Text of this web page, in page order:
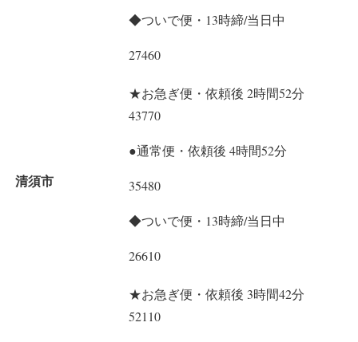
◆ついで便・13時締/当日中
27460
清須市
★お急ぎ便・依頼後 2時間52分
43770
●通常便・依頼後 4時間52分
35480
◆ついで便・13時締/当日中
26610
★お急ぎ便・依頼後 3時間42分
52110